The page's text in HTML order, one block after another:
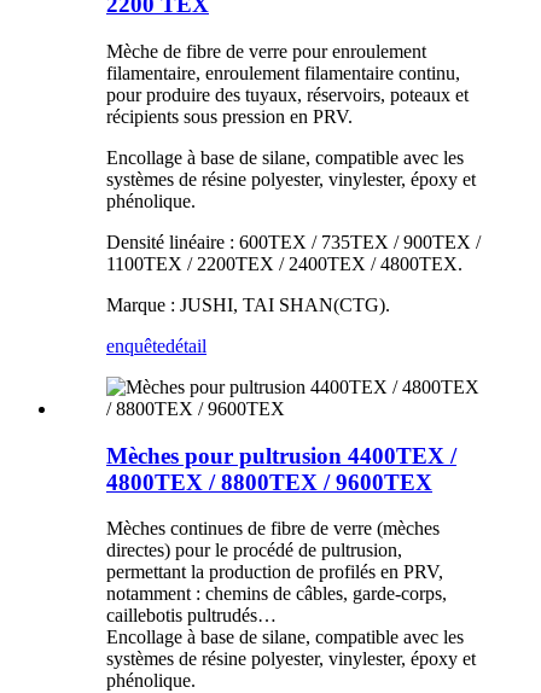
Mèche de fibre de verre pour enroulement
filamentaire, enroulement filamentaire continu,
pour produire des tuyaux, réservoirs, poteaux et
récipients sous pression en PRV.
Encollage à base de silane, compatible avec les
systèmes de résine polyester, vinylester, époxy et
phénolique.
Densité linéaire : 600TEX / 735TEX / 900TEX /
1100TEX / 2200TEX / 2400TEX / 4800TEX.
Marque : JUSHI, TAI SHAN(CTG).
enquêtedétail
Mèches pour pultrusion 4400TEX /
4800TEX / 8800TEX / 9600TEX
Mèches continues de fibre de verre (mèches
directes) pour le procédé de pultrusion,
permettant la production de profilés en PRV,
notamment : chemins de câbles, garde-corps,
caillebotis pultrudés…
Encollage à base de silane, compatible avec les
systèmes de résine polyester, vinylester, époxy et
phénolique.